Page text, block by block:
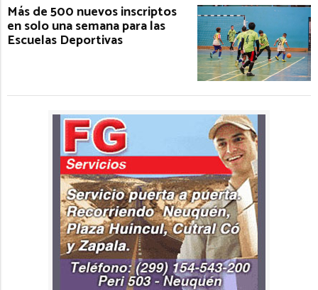
Más de 500 nuevos inscriptos
en solo una semana para las
Escuelas Deportivas